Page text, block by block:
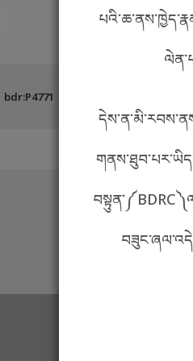
bdr:P4771